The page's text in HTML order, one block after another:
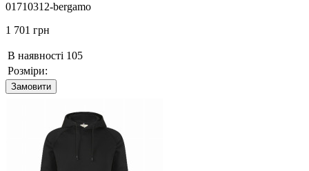
01710312-bergamo
1 701 грн
В наявності 105
Розміри:
Замовити